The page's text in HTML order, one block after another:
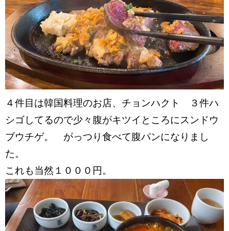
４件目は韓国料理のお店、チョンハクト ３件ハ
シゴしてるので少々腹がキツイところにスンドウ
ブウチゲ。 がっつり食べて腹パンになりまし
た。
これも当然１０００円。